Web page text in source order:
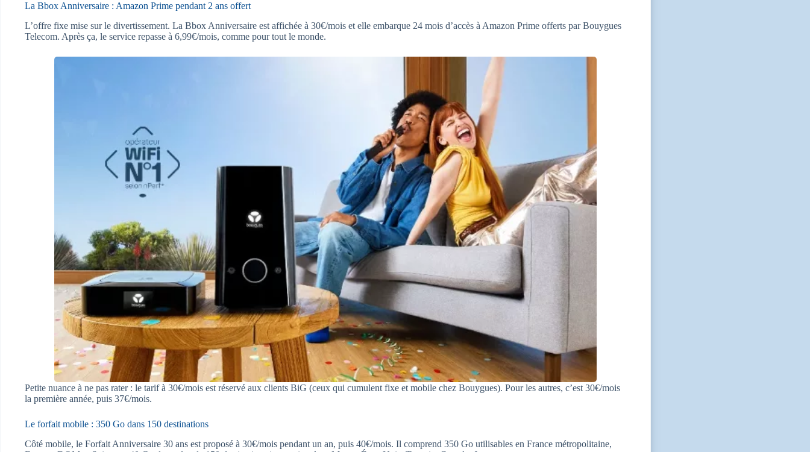
La Bbox Anniversaire : Amazon Prime pendant 2 ans offert
L’offre fixe mise sur le divertissement. La Bbox Anniversaire est affichée à 30€/mois et elle embarque 24 mois d’accès à Amazon Prime offerts par Bouygues
Telecom. Après ça, le service repasse à 6,99€/mois, comme pour tout le monde.
Petite nuance à ne pas rater : le tarif à 30€/mois est réservé aux clients BiG (ceux qui cumulent fixe et mobile chez Bouygues). Pour les autres, c’est 30€/mois
la première année, puis 37€/mois.
Le forfait mobile : 350 Go dans 150 destinations
Côté mobile, le Forfait Anniversaire 30 ans est proposé à 30€/mois pendant un an, puis 40€/mois. Il comprend 350 Go utilisables en France métropolitaine,